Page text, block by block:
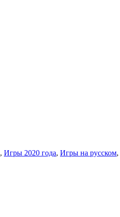
, Игры 2020 года, Игры на русском,